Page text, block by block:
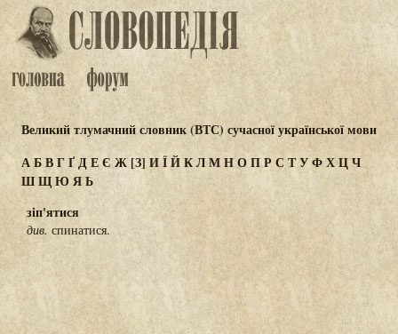
Великий тлумачний словник (ВТС) сучасної української мови
АБВГҐДЕЄ Ж[З] ИЇЙКЛМНОПР СТУФХЦЧ
ШЩЮЯЬ
зіп'ятися
див. спинатися.